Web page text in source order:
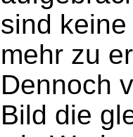
sind
mehr zu
Dennoch
Bild die